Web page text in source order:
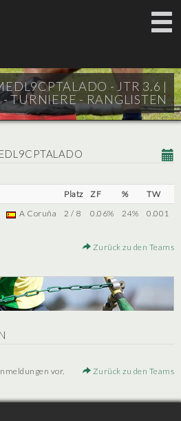
- JTR 3.6 |
- TURNIERE - RANGLISTEN
Platz ZF %
TW
A Coruña 2 / 8 0.06% 24% 0.001
Zurück zu den Teams
vor. Zurück zu den Teams